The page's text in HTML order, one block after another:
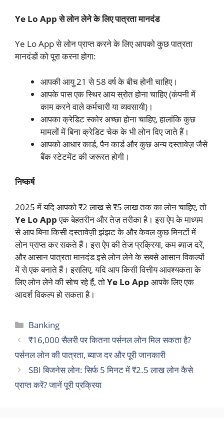
Ye Lo App से लोन लेने के लिए पात्रता मानदंड
Ye Lo App से लोन प्राप्त करने के लिए आपको कुछ पात्रता
मानदंडों को पूरा करना होगा:
आपकी आयु 21 से 58 वर्ष के बीच होनी चाहिए।
आपके पास एक स्थिर आय स्रोत होना चाहिए (कंपनी में
काम करने वाले कर्मचारी या व्यवसायी)।
आपका क्रेडिट स्कोर अच्छा होना चाहिए, हालांकि कुछ
मामलों में बिना क्रेडिट चेक के भी लोन दिए जाते हैं।
आपको आधार कार्ड, पैन कार्ड और कुछ अन्य दस्तावेज़ जैसे
बैंक स्टेटमेंट की जरूरत होगी।
निष्कर्ष
2025 में यदि आपको ₹2 लाख से ₹5 लाख तक का लोन चाहिए, तो
Ye Lo Appएक बेहतरीन और तेज़ तरीका है। इस ऐप के माध्यम
से आप बिना किसी दस्तावेज़ी झंझट के और केवल कुछ मिनटों में
लोन प्राप्त कर सकते हैं। इस ऐप की तेज प्रक्रिया, कम ब्याज दरें,
और आसान पात्रता मानदंड इसे लोन लेने के सबसे आसान विकल्पों
में से एक बनाते हैं। इसलिए, यदि आप किसी वित्तीय आवश्यकता के
लिए लोन लेने की सोच रहे हैं, तोYe Lo App आपके लिए एक
आदर्श विकल्प हो सकता है।
Categories
Banking
₹16,000 सैलरी पर कितना पर्सनल लोन मिल सकता है?
पर्सनल लोन की पात्रता, ब्याज दर और पूरी जानकारी
SBI बिजनेस लोन: सिर्फ 5 मिनट में ₹2.5 लाख लोन कैसे
प्राप्त करें? जानें पूरी प्रक्रिया